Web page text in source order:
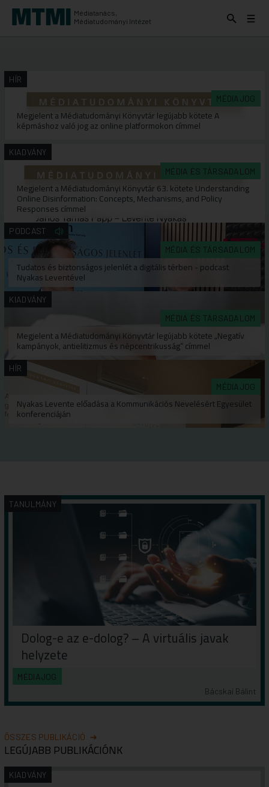
Médiatanács,
Médiatudományi Intézet
Keresés
Menü
HÍR
MÉDIAJOG
Megjelent a Médiatudományi Könyvtár legújabb kötete A
képmáshoz való jog az online platformokon címmel
KIADVÁNY
MÉDIA ÉS TÁRSADALOM
Megjelent a Médiatudományi Könyvtár 63. kötete Understanding
Online Disinformation: Concepts, Mechanisms, and Policy
Responses címmel
PODCAST
MÉDIA ÉS TÁRSADALOM
Tudatos és biztonságos jelenlét a digitális térben - podcast
Nyakas Leventével
KIADVÁNY
MÉDIA ÉS TÁRSADALOM
Megjelent a Médiatudományi Könyvtár legújabb kötete „Negatív
kampányok, antielitizmus és népcentrikusság” címmel
HÍR
MÉDIAJOG
Nyakas Levente előadása a Kommunikációs Nevelésért Egyesület
konferenciáján
TANULMÁNY
Dolog-e az e-dolog? – A virtuális javak
helyzete
MÉDIAJOG
Bácskai Bálint
LEGÚJABB PUBLIKÁCIÓNK
ÖSSZES PUBLIKÁCIÓ
KIADVÁNY